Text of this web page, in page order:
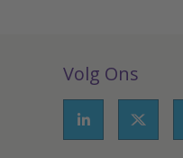
Volg Ons